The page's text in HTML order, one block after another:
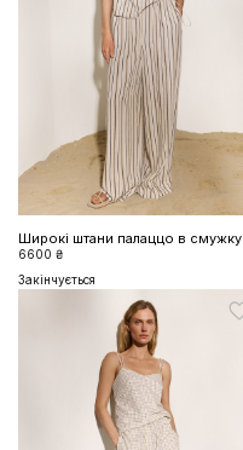
Широкі штани палаццо в смужку
6600 ₴
Закінчується